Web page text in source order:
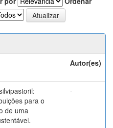
Autor(es)
para o
de uma
-